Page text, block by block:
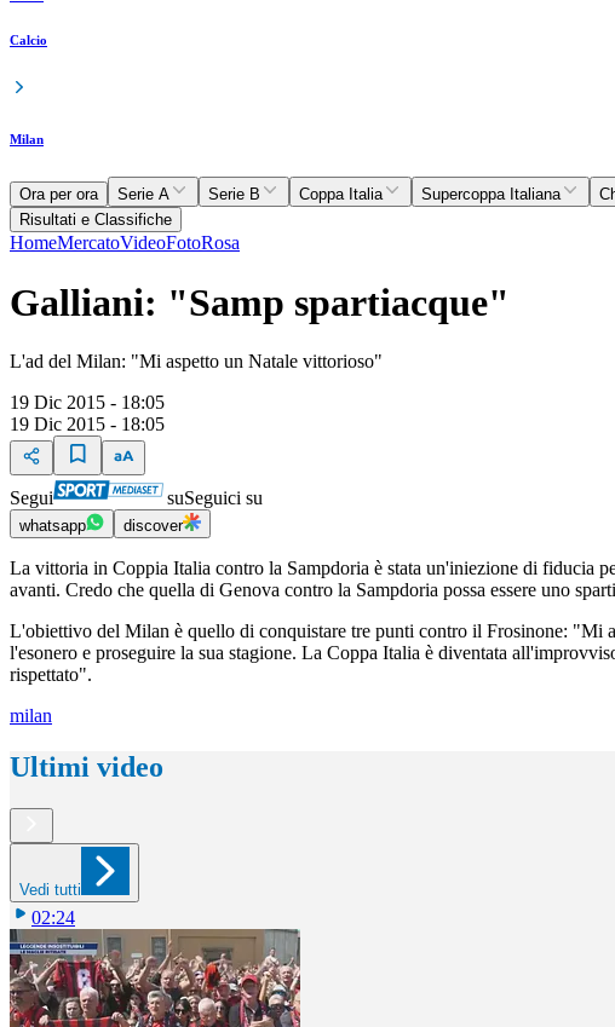
Calcio
Milan
Ora per ora Serie A Serie B Coppa Italia Supercoppa Italiana
Risultati e Classifiche
HomeMercatoVideoFotoRosa
Galliani: "Samp spartiacque"
L'ad del Milan: "Mi aspetto un Natale vittorioso"
19 Dic 2015 - 18:05
19 Dic 2015 - 18:05
Segui suSeguici su
whatsapp discover
La vittoria in Coppia Italia contro la Sampdoria è stata un'iniezione di fiducia
avanti. Credo che quella di Genova contro la Sampdoria possa essere uno
L'obiettivo del Milan è quello di conquistare tre punti contro il Frosinone: "Mi
l'esonero e proseguire la sua stagione. La Coppa Italia è diventata
rispettato".
milan
Ultimi video
Vedi tutti
02:24